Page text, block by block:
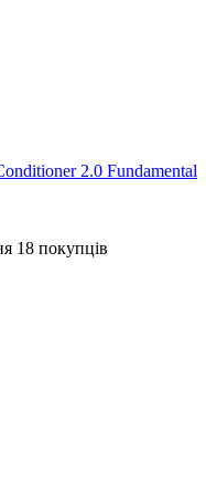
2.0 Fundamental
18 покупців